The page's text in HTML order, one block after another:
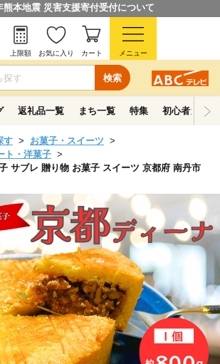
熊本地震 災害支援寄付受付について
検索
上限額 お気に入り カート メニュー
返礼品一覧 まち一覧 特集 初心者ガイド
す
お菓子・スイーツ
ト・洋菓子
サブレ 贈り物 お菓子 スイーツ 京都府 南丹市